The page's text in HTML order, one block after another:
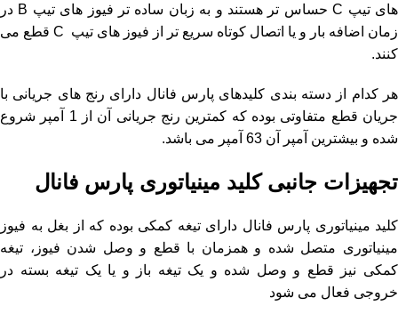
های تیپ C حساس تر هستند و به زبان ساده تر فیوز های تیپ B در
زمان اضافه بار و یا اتصال کوتاه سریع تر از فیوز های تیپ C قطع می
کنند.
هر کدام از دسته بندی کلیدهای پارس فانال دارای رنج های جریانی با
جریان قطع متفاوتی بوده که کمترین رنج جریانی آن از 1 آمپر شروع
شده و بیشترین آمپر آن 63 آمپر می باشد.
تجهیزات جانبی کلید مینیاتوری پارس فانال
کلید مینیاتوری پارس فانال دارای تیغه کمکی بوده که از بغل به فیوز
مینیاتوری متصل شده و همزمان با قطع و وصل شدن فیوز، تیغه
کمکی نیز قطع و وصل شده و یک تیغه باز و یا یک تیغه بسته در
خروجی فعال می شود